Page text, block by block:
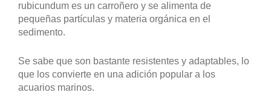
rubicundum es un carroñero y se alimenta de
pequeñas partículas y materia orgánica en el
sedimento.
Se sabe que son bastante resistentes y adaptables, lo
que los convierte en una adición popular a los
acuarios marinos.